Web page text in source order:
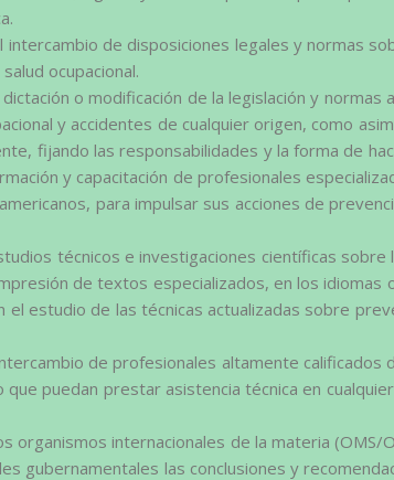
intercambio de disposiciones legales y normas
ocupacional.
o modificación de la legislación y normas
y accidentes de cualquier origen, como
fijando las responsabilidades y la forma de
y capacitación de profesionales
para impulsar sus acciones de
técnicos e investigaciones científicas sobre
de textos especializados, en los idiomas
el estudio de las técnicas actualizadas sobre
de profesionales altamente calificados
que puedan prestar asistencia técnica en
organismos internacionales de la materia (OMS/
gubernamentales las conclusiones y